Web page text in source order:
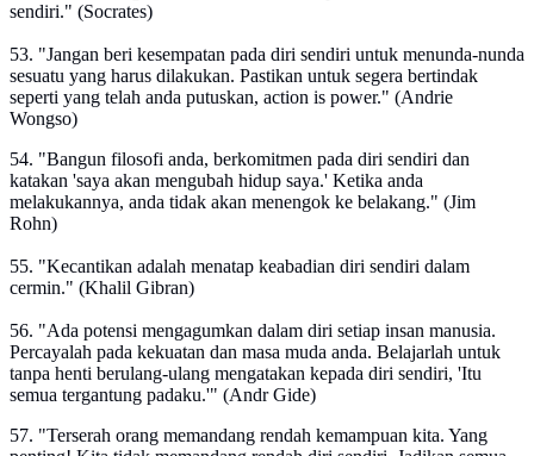
sendiri." (Socrates)
53. "Jangan beri kesempatan pada diri sendiri untuk menunda-nunda
sesuatu yang harus dilakukan. Pastikan untuk segera bertindak
seperti yang telah anda putuskan, action is power." (Andrie
Wongso)
54. "Bangun filosofi anda, berkomitmen pada diri sendiri dan
katakan 'saya akan mengubah hidup saya.' Ketika anda
melakukannya, anda tidak akan menengok ke belakang." (Jim
Rohn)
55. "Kecantikan adalah menatap keabadian diri sendiri dalam
cermin." (Khalil Gibran)
56. "Ada potensi mengagumkan dalam diri setiap insan manusia.
Percayalah pada kekuatan dan masa muda anda. Belajarlah untuk
tanpa henti berulang-ulang mengatakan kepada diri sendiri, 'Itu
semua tergantung padaku.'" (Andr Gide)
57. "Terserah orang memandang rendah kemampuan kita. Yang